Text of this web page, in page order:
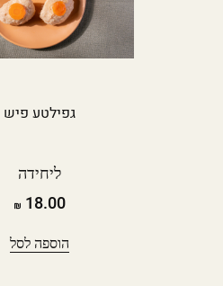
גפילטע פיש
ליחידה
18.00
הוספה לסל